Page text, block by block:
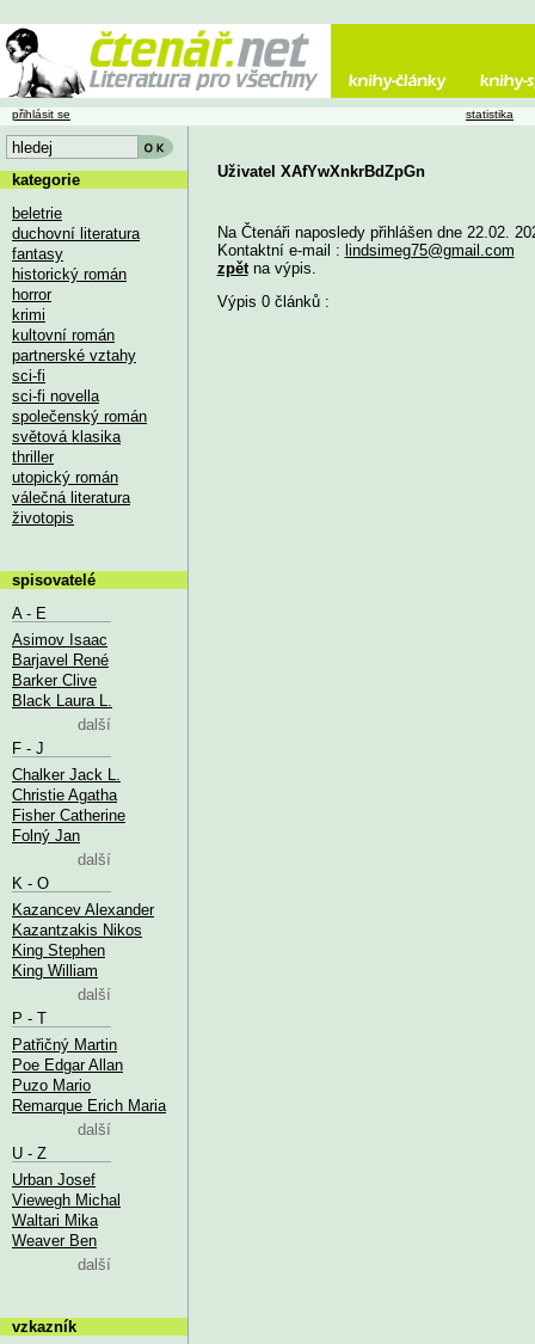
Uživatel XAfYwXnkrBdZpGn
Na Čtenáři naposledy přihlášen dne 22.02.
Kontaktní e-mail : lindsimeg75@gmail.com
zpětna výpis.
Výpis 0 článků :
přihlásit se statistika
kategorie
beletrie
duchovní literatura
fantasy
historický román
horror
krimi
kultovní román
partnerské vztahy
sci-fi
sci-fi novella
společenský román
světová klasika
thriller
utopický román
válečná literatura
životopis
spisovatelé
A - E
Asimov Isaac
Barjavel René
Barker Clive
Black Laura L.
další
F - J
Chalker Jack L.
Christie Agatha
Fisher Catherine
Folný Jan
další
K - O
Kazancev Alexander
Kazantzakis Nikos
King Stephen
King William
další
P - T
Patřičný Martin
Poe Edgar Allan
Puzo Mario
Remarque Erich Maria
další
U - Z
Urban Josef
Viewegh Michal
Waltari Mika
Weaver Ben
další
vzkazník